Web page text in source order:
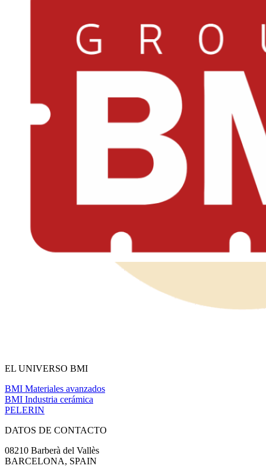
EL UNIVERSO BMI
BMI Materiales avanzados
BMI Industria cerámica
PELERIN
DATOS DE CONTACTO
08210 Barberà del Vallès
BARCELONA, SPAIN